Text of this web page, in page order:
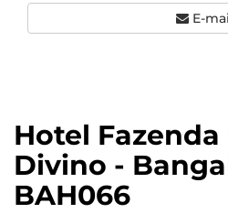
Hotel Fazenda
Divino -
BAH066
E-